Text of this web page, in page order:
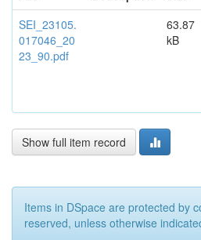
SEI_23105.
017046_20
23_90.pdf
63.87
kB
Show full item record
Items in DSpace are protected by
reserved, unless otherwise